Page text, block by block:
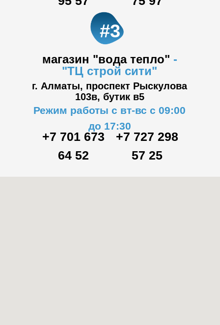
магазин "вода тепло" -
"ТЦ строй сити"
#3
г. Алматы, проспект Рыскулова
103в, бутик в5
Режим работы с вт-вс с 09:00
до 17:30
+7 701 673
64 52
+7 727 298
57 25